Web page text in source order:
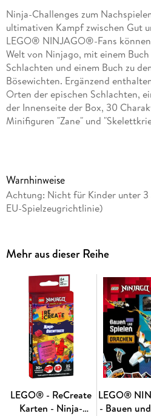
Ninja-Challenges zum
ultimativen Kampf zwischen Gut
LEGO® NINJAGO®-Fans
Welt von Ninjago, mit einem
Schlachten und einem Buch zu
Bösewichten. Ergänzend
Orten der epischen Schlachten,
der Innenseite der Box, 30
Minifiguren "Zane" und
the Brick and Knob configurations
trademarks of the LEGO Group.
Warnhinweise
Achtung: Nicht für Kinder unter 3
EU-Spielzeugrichtlinie)
Mehr aus dieser Reihe
LEGO® - ReCreate
Karten - Ninja-
LEGO®
- Bauen